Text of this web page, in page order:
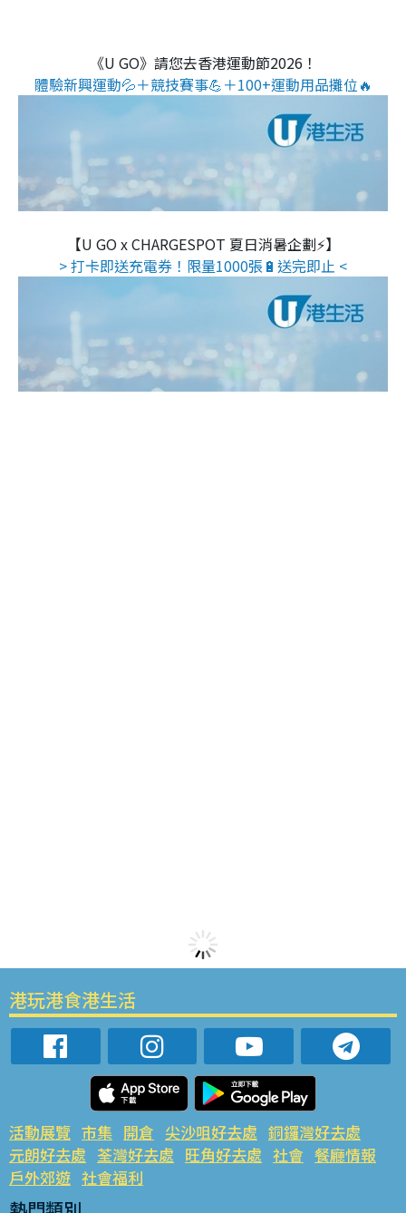
《U GO》請您去香港運動節2026！
體驗新興運動💦＋競技賽事💪＋100+運動用品攤位🔥
【U GO x CHARGESPOT 夏日消暑企劃⚡】
> 打卡即送充電券！限量1000張🔋送完即止 <
港玩港食港生活
活動展覽 市集 開倉 尖沙咀好去處 銅鑼灣好去處
元朗好去處 荃灣好去處 旺角好去處 社會 餐廳情報
戶外郊遊 社會福利